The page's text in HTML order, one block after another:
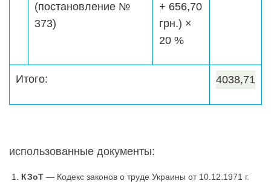
(постановление №
373)
+ 656,70
грн.) ×
20 %
Итого: 4038,71
использованные документы:
КЗоТ — Кодекс законов о труде Украины от 10.12.1971 г.